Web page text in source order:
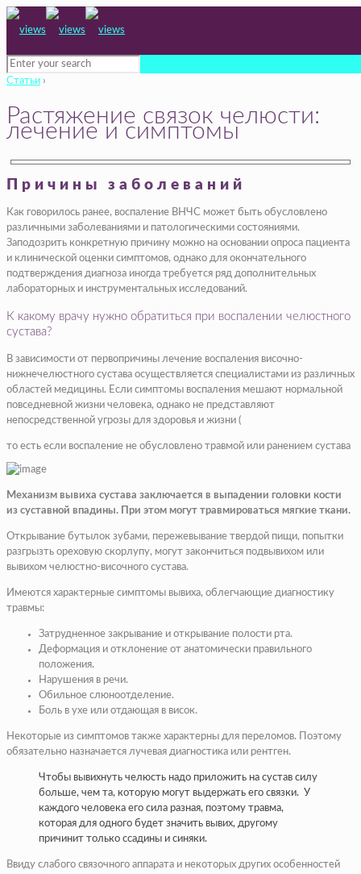
Статьи ›
Растяжение связок челюсти:
лечение и симптомы
Причины заболеваний
Как говорилось ранее, воспаление ВНЧС может быть обусловлено
различными заболеваниями и патологическими состояниями.
Заподозрить конкретную причину можно на основании опроса пациента
и клинической оценки симптомов, однако для окончательного
подтверждения диагноза иногда требуется ряд дополнительных
лабораторных и инструментальных исследований.
К какому врачу нужно обратиться при воспалении челюстного
сустава?
В зависимости от первопричины лечение воспаления височно-
нижнечелюстного сустава осуществляется специалистами из различных
областей медицины. Если симптомы воспаления мешают нормальной
повседневной жизни человека, однако не представляют
непосредственной угрозы для здоровья и жизни (
то есть если воспаление не обусловлено травмой или ранением сустава
Механизм вывиха сустава заключается в выпадении головки кости
из суставной впадины. При этом могут травмироваться мягкие ткани.
Открывание бутылок зубами, пережевывание твердой пищи, попытки
разгрызть ореховую скорлупу, могут закончиться подвывихом или
вывихом челюстно-височного сустава.
Имеются характерные симптомы вывиха, облегчающие диагностику
травмы:
Затрудненное закрывание и открывание полости рта.
Деформация и отклонение от анатомически правильного
положения.
Нарушения в речи.
Обильное слюноотделение.
Боль в ухе или отдающая в висок.
Некоторые из симптомов также характерны для переломов. Поэтому
обязательно назначается лучевая диагностика или рентген.
Чтобы вывихнуть челюсть надо приложить на сустав силу
больше, чем та, которую могут выдержать его связки. У
каждого человека его сила разная, поэтому травма,
которая для одного будет значить вывих, другому
причинит только ссадины и синяки.
Ввиду слабого связочного аппарата и некоторых других особенностей